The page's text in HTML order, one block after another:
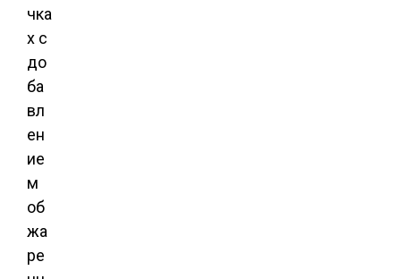
чка
х с
до
ба
вл
ен
ие
м
об
жа
ре